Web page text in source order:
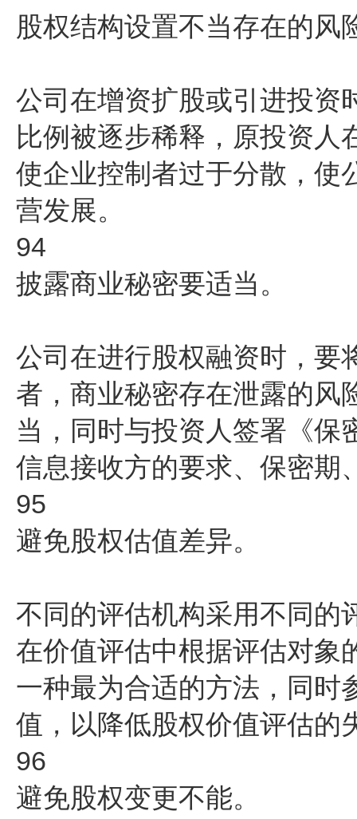
股权结构设置不当存在的风
公司在增资扩股或引进投资
比例被逐步稀释，原投资人
使企业控制者过于分散，使
营发展。
94
披露商业秘密要适当。
公司在进行股权融资时，要
者，商业秘密存在泄露的风
当，同时与投资人签署《保
信息接收方的要求、保密期
95
避免股权估值差异。
不同的评估机构采用不同的
在价值评估中根据评估对象
一种最为合适的方法，同时
值，以降低股权价值评估的
96
避免股权变更不能。